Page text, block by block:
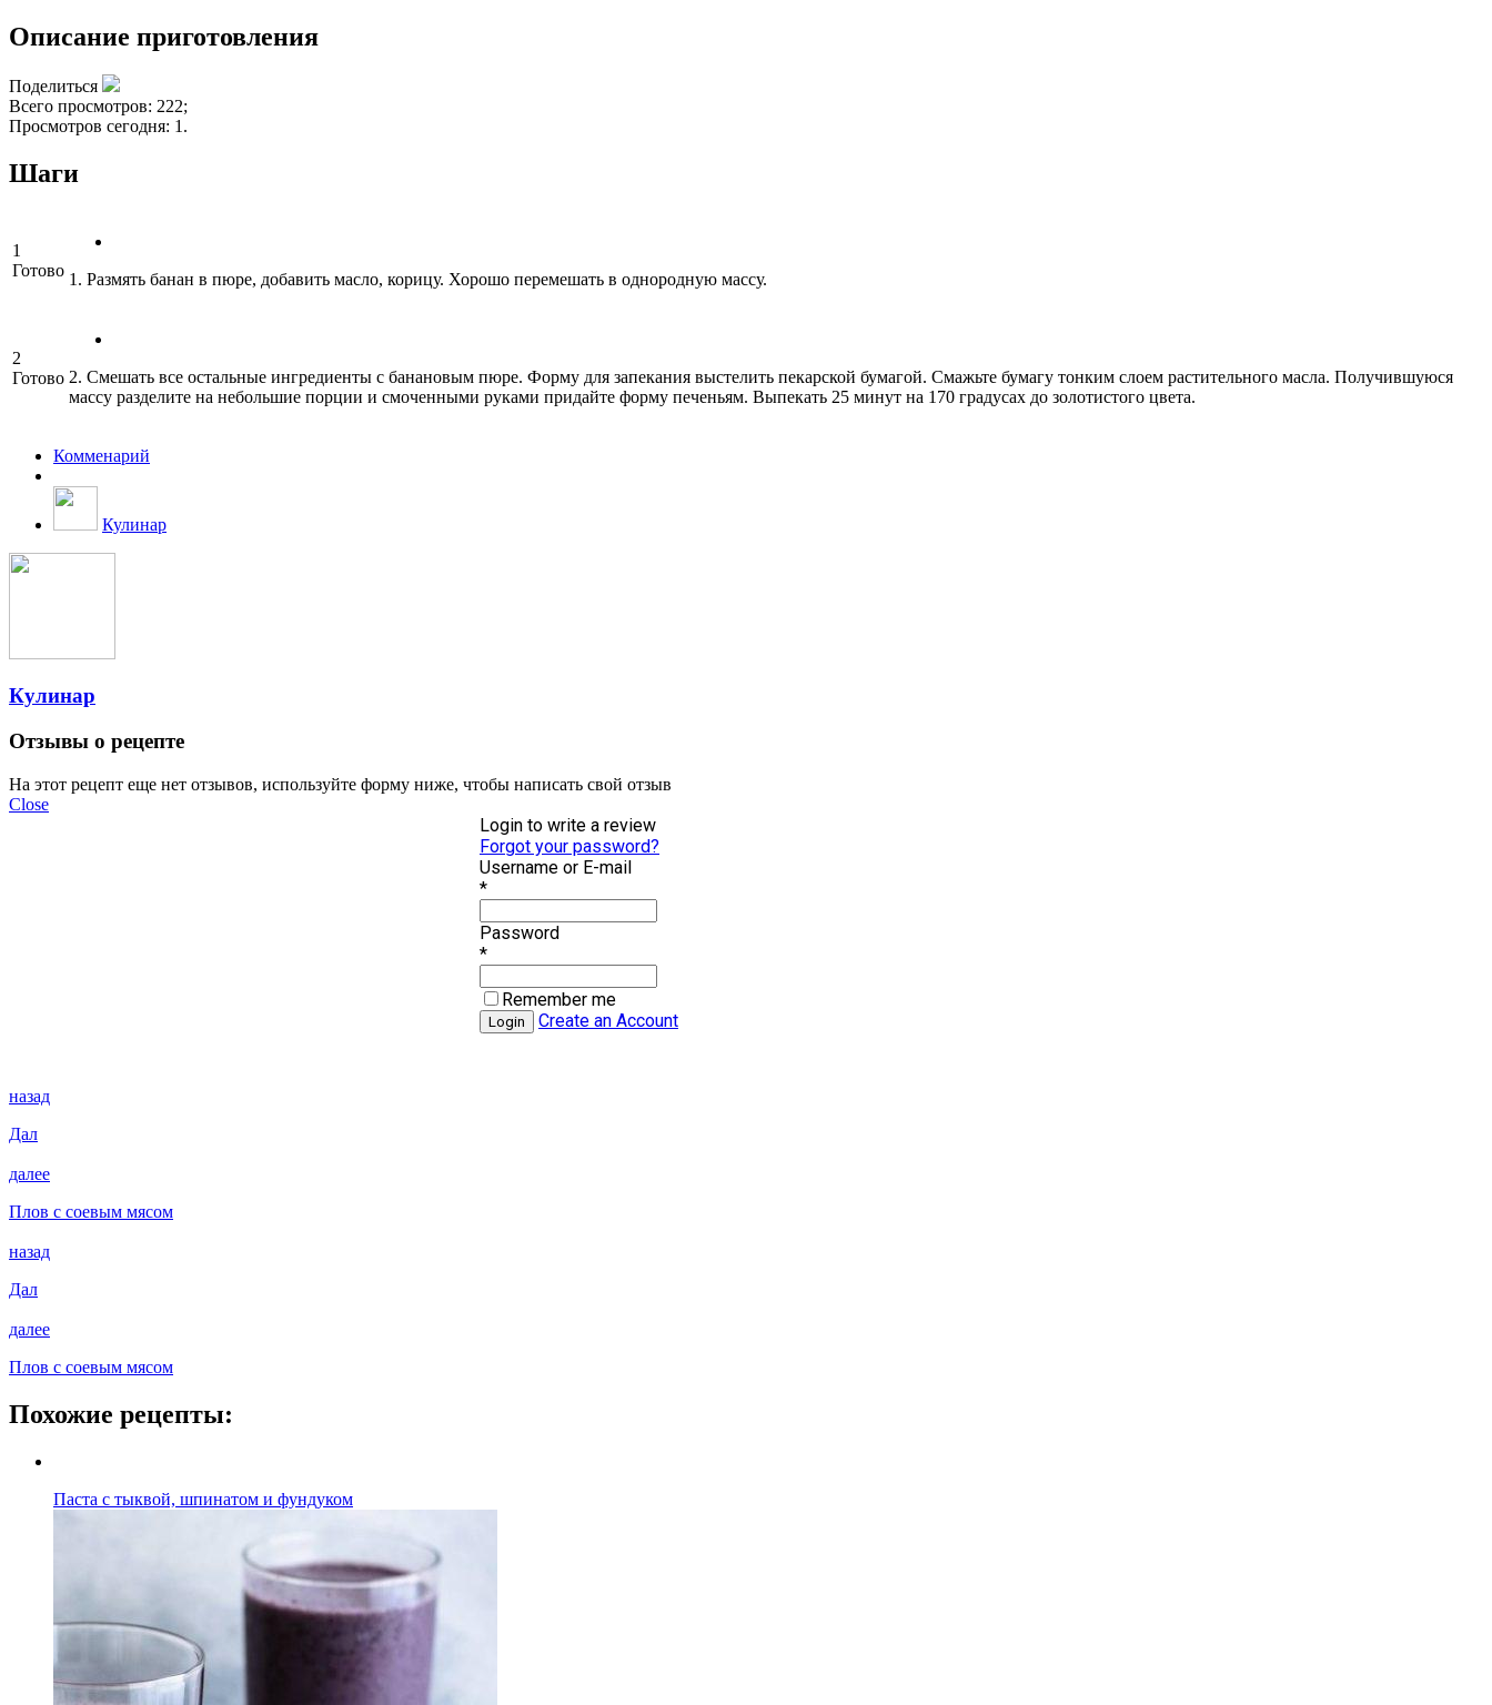
Описание приготовления
Поделиться
Всего просмотров: 222;
Просмотров сегодня: 1.
Шаги
1
Готово 1. Размять банан в пюре, добавить масло, корицу. Хорошо перемешать в однородную массу.
2
Готово 2. Смешать все остальные ингредиенты с банановым пюре. Форму для запекания выстелить пекарской бумагой. Смажьте бумагу тонким слоем растительного масла. Получившуюся
массу разделите на небольшие порции и смоченными руками придайте форму печеньям. Выпекать 25 минут на 170 градусах до золотистого цвета.
Комменарий
Кулинар
Кулинар
Отзывы о рецепте
На этот рецепт еще нет отзывов, используйте форму ниже, чтобы написать свой отзыв
Close
Login to write a review
Forgot your password?
Username or E-mail
*
Password
*
Remember me
Create an Account
назад
Дал
далее
Плов с соевым мясом
назад
Дал
далее
Плов с соевым мясом
Похожие рецепты:
Паста с тыквой, шпинатом и фундуком